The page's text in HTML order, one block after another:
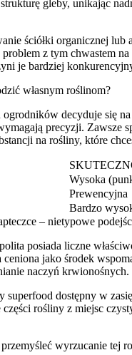
gleby, unikając
ściółki organicznej
problem z tym chwastem
je bardziej
własnym roślinom?
decyduje się
precyzji. Zawsze
na rośliny, które
Wysoka
Prewencyjna
Bardzo
– nietypowe
posiada liczne
jako środek
naczyń krwionośnych.
dostępny w
rośliny z miejsc
wyrzucanie tej